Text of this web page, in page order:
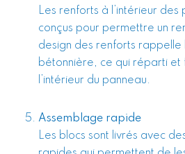
Les renforts à l’intérieur des
conçus pour permettre un
design des renforts rappelle
bétonnière, ce qui réparti et
l’intérieur du panneau.
Assemblage rapide
Les blocs sont livrés avec